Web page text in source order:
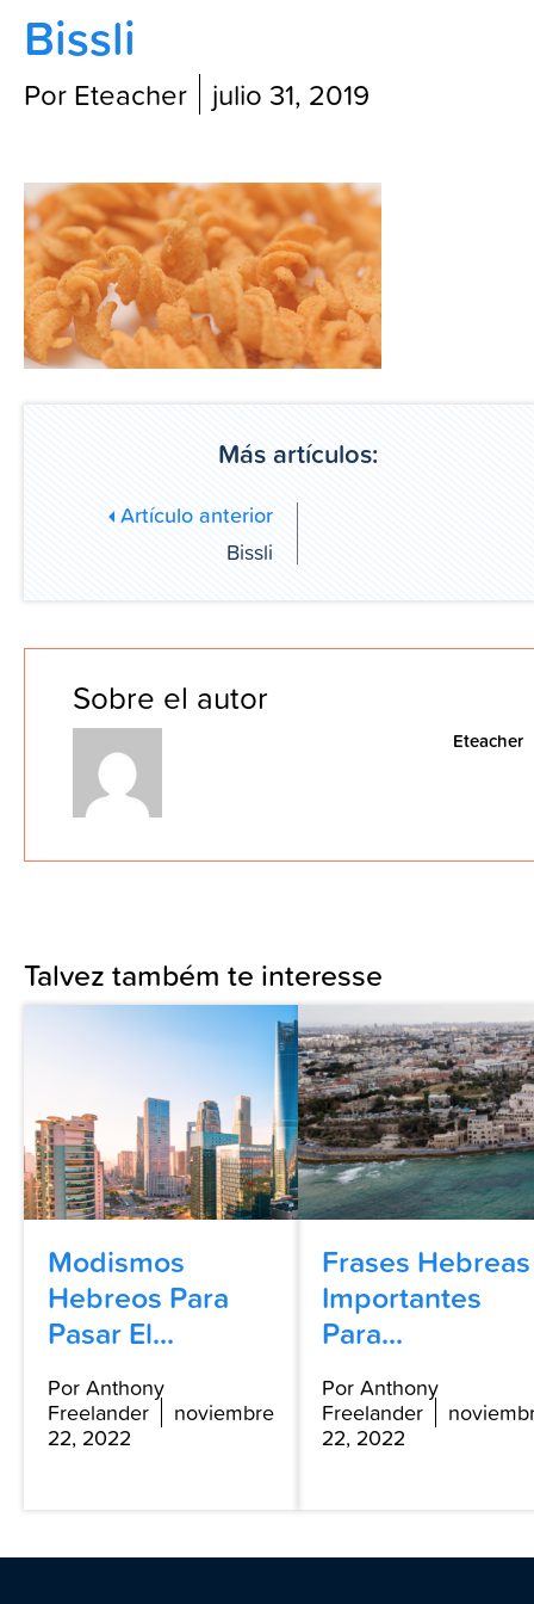
Bissli
Por Eteacher julio 31, 2019
Más artículos:
Artículo anterior
Bissli
Sobre el autor
Eteacher
Talvez também te interesse
Modismos
Hebreos Para
Pasar El...
Por Anthony
Freelander
noviembre
22, 2022
Frases Hebreas
Importantes
Para...
Por Anthony
Freelander
22, 2022